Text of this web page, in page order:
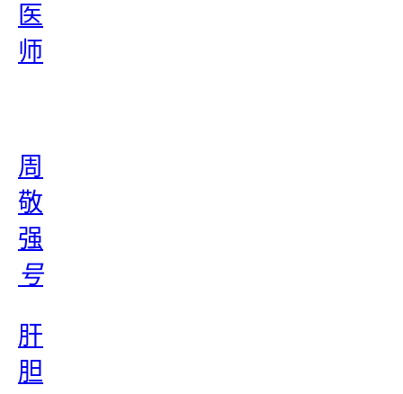
医
师
周
敬
强
号
肝
胆